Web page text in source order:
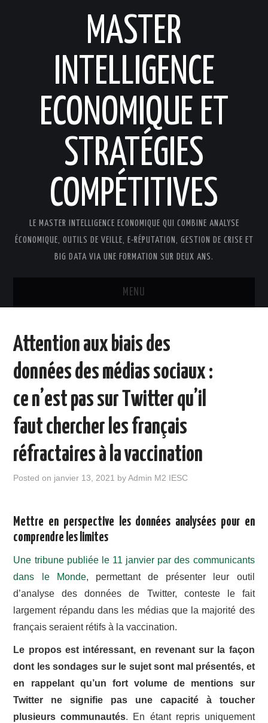
MASTER
INTELLIGENCE
ECONOMIQUE ET
STRATÉGIES
COMPÉTITIVES
LE MASTER INTELLIGENCE ECONOMIQUE QUI COMBINE ANALYSE
ÉCONOMIQUE, OUTILS DE VEILLE, E-RÉPUTATION, GESTION DE CRISE ET
BIG DATA VIA UNE FORMATION SUR DEUX ANS.
MENU
FORMATION
LES ÉTUDIANTS
INTERVENANTS
OUTILS
TECHNOLOGIES INNOVANTES
CONTACT
Attention aux biais des
données des médias sociaux :
ce n’est pas sur Twitter qu’il
faut chercher les français
réfractaires à la vaccination
Posted on janvier 13, 2021 byAdmin M2 IESC
Mettre en perspective les données analysées pour en
comprendre les limites
Une tribune publiée le 11 janvier par des communicants
dans le Monde, permettant de présenter leur outil
d’analyse des données de Twitter, conteste le fait
largement répandu dans les médias que la majorité des
français seraient rétifs à la vaccination.
Le propos est intéressant, en revenant sur la façon
dont les sondages sur le sujet sont mal présentés, et
en rappelant qu’un fort volume de mentions sur
Twitter ne signifie pas une capacité à toucher
plusieurs communautés. En étant repris uniquement